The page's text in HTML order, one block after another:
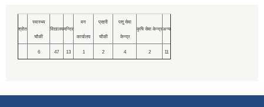
श्रोत
स्वास्थ्य
चौकी
विद्यालयमन्दिर
वन
कार्यालय
प्रहरी
चौकी
पशु सेवा
केन्द्र
कृषि सेवा केन्द्रअन्य
6 47 13 1 2 4 2 11